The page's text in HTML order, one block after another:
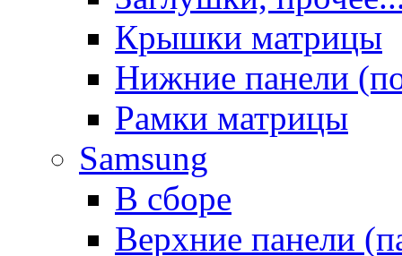
Крышки матрицы
Нижние панели
Рамки матрицы
Samsung
В сборе
Верхние панели